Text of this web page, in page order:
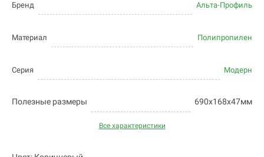
Бренд Альта-Профиль
Материал Полипропилен
Серия Модерн
Полезные размеры 690х168х47мм
Все характеристики